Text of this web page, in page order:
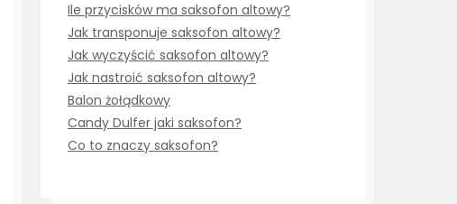
Ile przycisków ma saksofon altowy?
Jak transponuje saksofon altowy?
Jak wyczyścić saksofon altowy?
Jak nastroić saksofon altowy?
Balon żołądkowy
Candy Dulfer jaki saksofon?
Co to znaczy saksofon?